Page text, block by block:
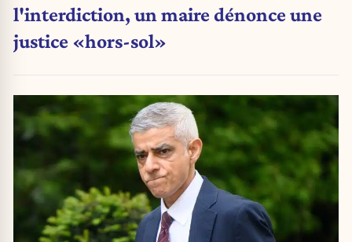
l'interdiction, un maire dénonce une
justice «hors-sol»